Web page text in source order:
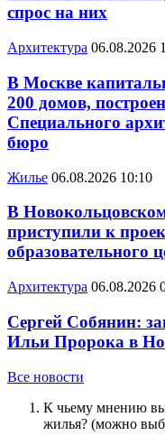
спрос на них
Архитектура 06.08.2026
В Москве
200 домов,
Специального
бюро
Жилье 06.08.2026 10:10
В
приступили к
образовательного
Архитектура 06.08.2026
Сергей Собянин:
Ильи Пророка в
Все новости
К чьему мнению
жилья? (можно